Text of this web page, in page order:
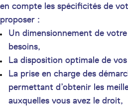
en compte les spécificités de
proposer :
Un dimensionnement de
besoins,
La disposition optimale de
La prise en charge des
permettant d’obtenir les
auxquelles vous avez le droit,